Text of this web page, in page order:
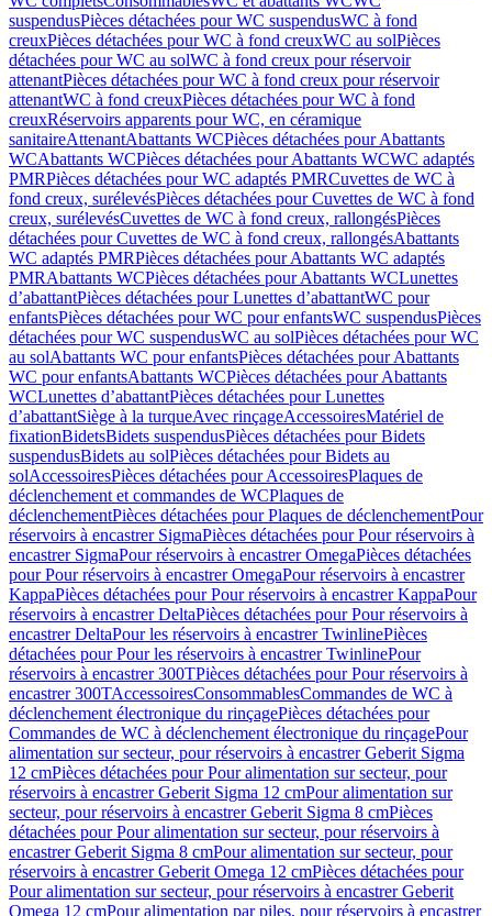
suspendusPièces détachées pour WC suspendusWC à fond
creuxPièces détachées pour WC à fond creuxWC au solPièces
détachées pour WC au solWC à fond creux pour réservoir
attenantPièces détachées pour WC à fond creux pour réservoir
attenantWC à fond creuxPièces détachées pour WC à fond
creuxRéservoirs apparents pour WC, en céramique
sanitaireAttenantAbattants WCPièces détachées pour Abattants
WCAbattants WCPièces détachées pour Abattants WCWC adaptés
PMRPièces détachées pour WC adaptés PMRCuvettes de WC à
fond creux, surélevésPièces détachées pour Cuvettes de WC à fond
creux, surélevésCuvettes de WC à fond creux, rallongésPièces
détachées pour Cuvettes de WC à fond creux, rallongésAbattants
WC adaptés PMRPièces détachées pour Abattants WC adaptés
PMRAbattants WCPièces détachées pour Abattants WCLunettes
d’abattantPièces détachées pour Lunettes d’abattantWC pour
enfantsPièces détachées pour WC pour enfantsWC suspendusPièces
détachées pour WC suspendusWC au solPièces détachées pour WC
au solAbattants WC pour enfantsPièces détachées pour Abattants
WC pour enfantsAbattants WCPièces détachées pour Abattants
WCLunettes d’abattantPièces détachées pour Lunettes
d’abattantSiège à la turqueAvec rinçageAccessoiresMatériel de
fixationBidetsBidets suspendusPièces détachées pour Bidets
suspendusBidets au solPièces détachées pour Bidets au
solAccessoiresPièces détachées pour AccessoiresPlaques de
déclenchement et commandes de WCPlaques de
déclenchementPièces détachées pour Plaques de déclenchementPour
réservoirs à encastrer SigmaPièces détachées pour Pour réservoirs à
encastrer SigmaPour réservoirs à encastrer OmegaPièces détachées
pour Pour réservoirs à encastrer OmegaPour réservoirs à encastrer
KappaPièces détachées pour Pour réservoirs à encastrer KappaPour
réservoirs à encastrer DeltaPièces détachées pour Pour réservoirs à
encastrer DeltaPour les réservoirs à encastrer TwinlinePièces
détachées pour Pour les réservoirs à encastrer TwinlinePour
réservoirs à encastrer 300TPièces détachées pour Pour réservoirs à
encastrer 300TAccessoiresConsommablesCommandes de WC à
déclenchement électronique du rinçagePièces détachées pour
Commandes de WC à déclenchement électronique du rinçagePour
alimentation sur secteur, pour réservoirs à encastrer Geberit Sigma
12 cmPièces détachées pour Pour alimentation sur secteur, pour
réservoirs à encastrer Geberit Sigma 12 cmPour alimentation sur
secteur, pour réservoirs à encastrer Geberit Sigma 8 cmPièces
détachées pour Pour alimentation sur secteur, pour réservoirs à
encastrer Geberit Sigma 8 cmPour alimentation sur secteur, pour
réservoirs à encastrer Geberit Omega 12 cmPièces détachées pour
Pour alimentation sur secteur, pour réservoirs à encastrer Geberit
Omega 12 cmPour alimentation par piles, pour réservoirs à encastrer